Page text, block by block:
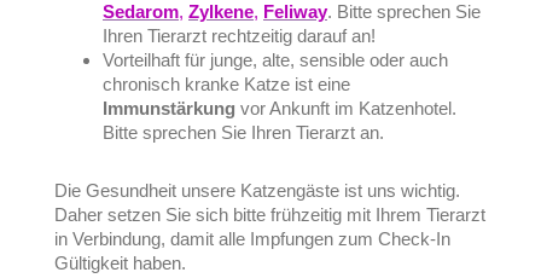
Sedarom, Zylkene, Feliway. Bitte sprechen Sie
Ihren Tierarzt rechtzeitig darauf an!
Vorteilhaft für junge, alte, sensible oder auch
chronisch kranke Katze ist eine
Immunstärkung vor Ankunft im Katzenhotel.
Bitte sprechen Sie Ihren Tierarzt an.
Die Gesundheit unsere Katzengäste ist uns wichtig.
Daher setzen Sie sich bitte frühzeitig mit Ihrem Tierarzt
in Verbindung, damit alle Impfungen zum Check-In
Gültigkeit haben.